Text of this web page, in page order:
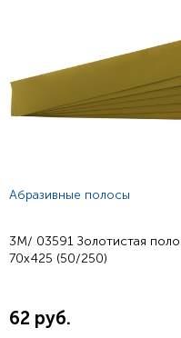
Абразивные полосы
3M/ 03591 Золотистая
70х425 (50/250)
62 руб.